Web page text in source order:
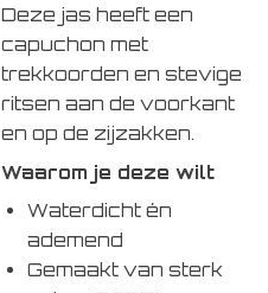
Deze jas heeft een
capuchon met
trekkoorden en stevige
ritsen aan de voorkant
en op de zijzakken.
Waarom je deze wilt
Waterdicht én
ademend
Gemaakt van sterk